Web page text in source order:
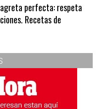
perfecta: respeta
Recetas de